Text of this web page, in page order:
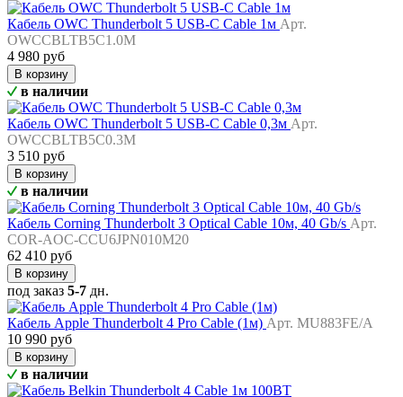
Кабель OWC Thunderbolt 5 USB-C Cable 1м Арт.
OWCCBLTB5C1.0M
4 980 руб
В корзину
в наличии
Кабель OWC Thunderbolt 5 USB-C Cable 0,3м Арт.
OWCCBLTB5C0.3M
3 510 руб
В корзину
в наличии
Кабель Corning Thunderbolt 3 Optical Cable 10м, 40 Gb/s Арт.
COR-AOC-CCU6JPN010M20
62 410 руб
В корзину
под заказ 5-7 дн.
Кабель Apple Thunderbolt 4 Pro Cable (1м) Арт. MU883FE/A
10 990 руб
В корзину
в наличии